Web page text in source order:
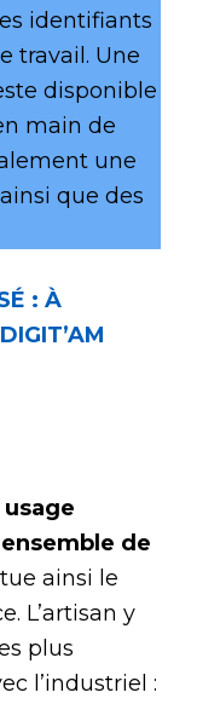
identifiants
travail. Une
disponible
main de
une
que des
: À
DIGIT’AM
de
ainsi le
L’artisan y
plus
l’industriel :